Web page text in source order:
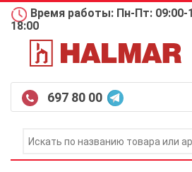
Время работы: Пн-Пт: 09:00-
18:00
697 80 00